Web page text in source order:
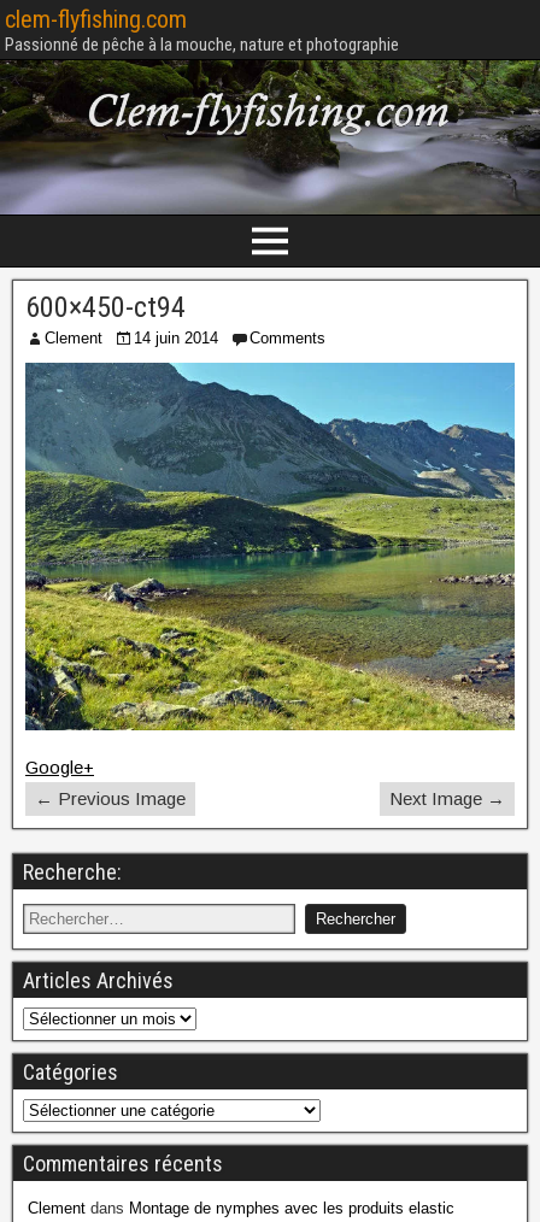
clem-flyfishing.com
Passionné de pêche à la mouche, nature et photographie
600×450-ct94
Clement 14 juin 2014 Comments
Google+
← Previous Image
Next Image →
Recherche:
Articles Archivés
Catégories
Commentaires récents
Clement dans Montage de nymphes avec les produits elastic